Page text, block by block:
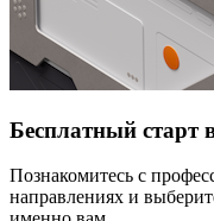
Бесплатный старт
Познакомитесь с
направлениях и